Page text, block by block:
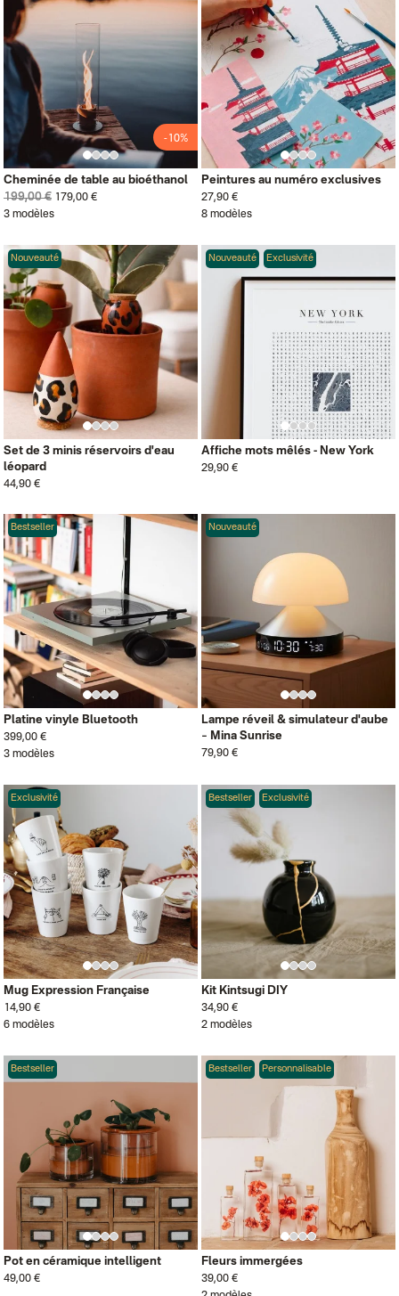
-10%
Cheminée de table au bioéthanol
199,00 € 179,00 €
3 modèles
Peintures au numéro exclusives
27,90 €
8 modèles
Nouveauté
Set de 3 minis réservoirs d'eau
léopard
44,90 €
Nouveauté Exclusivité
Affiche mots mêlés - New York
29,90 €
Bestseller
Platine vinyle Bluetooth
399,00 €
3 modèles
Nouveauté
Lampe réveil & simulateur d'aube
– Mina Sunrise
79,90 €
Exclusivité
Mug Expression Française
14,90 €
6 modèles
Bestseller Exclusivité
Kit Kintsugi DIY
34,90 €
2 modèles
Bestseller
Pot en céramique intelligent
49,00 €
Bestseller Personnalisable
Fleurs immergées
39,00 €